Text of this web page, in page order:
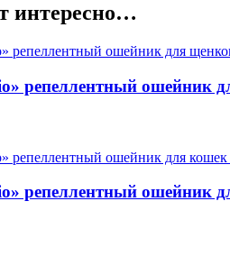
интересно…
репеллентный ошейник
репеллентный ошейник